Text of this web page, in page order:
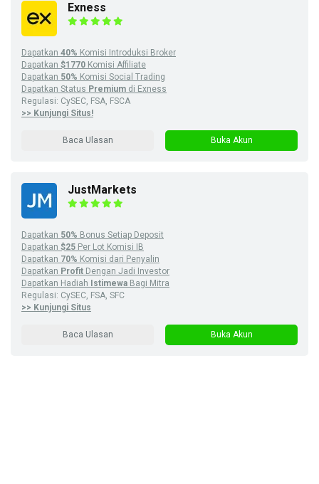
Exness
Dapatkan 40% Komisi Introduksi Broker
Dapatkan $1770 Komisi Affiliate
Dapatkan 50% Komisi Social Trading
Dapatkan Status Premium di Exness
Regulasi: CySEC, FSA, FSCA
>> Kunjungi Situs!
Baca Ulasan Buka Akun
JustMarkets
Dapatkan 50% Bonus Setiap Deposit
Dapatkan $25 Per Lot Komisi IB
Dapatkan 70% Komisi dari Penyalin
Dapatkan Profit Dengan Jadi Investor
Dapatkan Hadiah
Istimewa Bagi Mitra
Regulasi: CySEC, FSA, SFC
>> Kunjungi Situs
Baca Ulasan Buka Akun